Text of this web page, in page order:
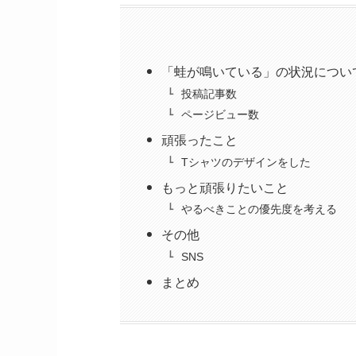
「蛙が鳴いている」の状況につい
投稿記事数
ページビュー数
頑張ったこと
Tシャツのデザインをした
もっと頑張りたいこと
やるべきことの優先度を考える
その他
SNS
まとめ